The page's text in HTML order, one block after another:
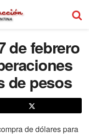
de febrero
de pesos
de dólares para